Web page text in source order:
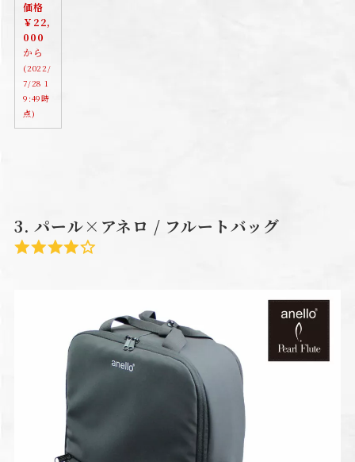
価格
￥22,
000
から
(2022/
7/28 1
9:49時
点)
3. パール×アネロ / フルートバッグ